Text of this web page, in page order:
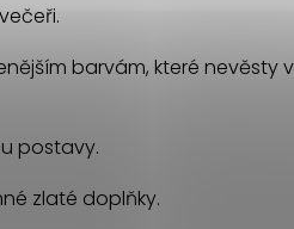
barvám, které nevěsty
postavy.
zlaté doplňky.